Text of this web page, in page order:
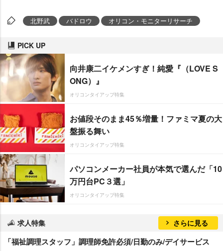
北野武 バドロウ オリコン・モニターリサーチ
PICK UP
向井康二イケメンすぎ！純愛『（LOVE S
ONG）』
オリコンタイアップ特集
お値段そのまま45％増量！ファミマ夏の大
盤振る舞い
オリコンタイアップ特集
パソコンメーカー社員が本気で選んだ「10
万円台PC３選」
オリコンタイアップ特集
求人特集 さらに見る
「福祉調理スタッフ」調理師免許必須/日勤のみ/デイサービス